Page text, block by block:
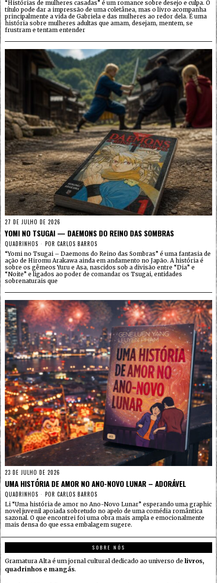
“Histórias de mulheres casadas” é um romance sobre desejo e culpa. O
título pode dar a impressão de uma coletânea, mas o livro acompanha
principalmente a vida de Gabriela e das mulheres ao redor dela. É uma
história sobre mulheres adultas que amam, desejam, mentem, se
frustram e tentam entender
27 DE JULHO DE 2026
YOMI NO TSUGAI — DAEMONS DO REINO DAS SOMBRAS
QUADRINHOS POR CARLOS BARROS
“Yomi no Tsugai – Daemons do Reino das Sombras” é uma fantasia de
ação de Hiromu Arakawa ainda em andamento no Japão. A história é
sobre os gêmeos Yuru e Asa, nascidos sob a divisão entre “Dia” e
“Noite” e ligados ao poder de comandar os Tsugai, entidades
sobrenaturais que
23 DE JULHO DE 2026
UMA HISTÓRIA DE AMOR NO ANO-NOVO LUNAR – ADORÁVEL
QUADRINHOS POR CARLOS BARROS
Li “Uma história de amor no Ano-Novo Lunar” esperando uma graphic
novel juvenil apoiada sobretudo no apelo de uma comédia romântica
sazonal. O que encontrei foi uma obra mais ampla e emocionalmente
mais densa do que essa embalagem sugere.
SOBRE NÓS
Gramatura Alta é um jornal cultural dedicado ao universo de livros,
quadrinhos e mangás.